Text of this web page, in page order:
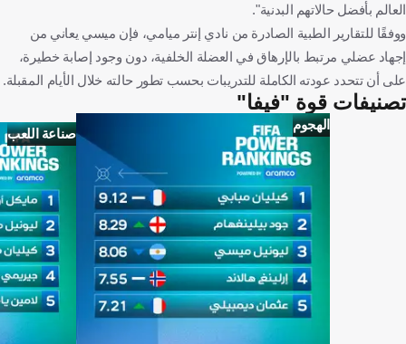
العالم بأفضل حالاتهم البدنية".
ووفقًا للتقارير الطبية الصادرة من نادي إنتر ميامي، فإن ميسي يعاني من
إجهاد عضلي مرتبط بالإرهاق في العضلة الخلفية، دون وجود إصابة خطيرة،
على أن تتحدد عودته الكاملة للتدريبات بحسب تطور حالته خلال الأيام المقبلة.
تصنيفات قوة "فيفا"
الهجوم
صناعة اللعب